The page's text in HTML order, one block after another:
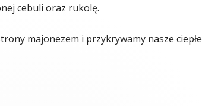
cebuli oraz rukolę.
majonezem i przykrywamy nasze ciepłe